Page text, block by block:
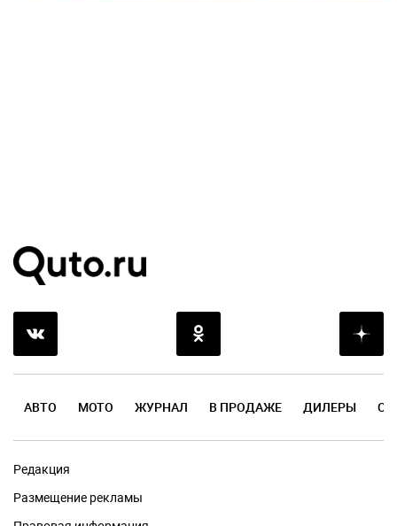
АВТО МОТО ЖУРНАЛ В ПРОДАЖЕ ДИЛЕРЫ
Редакция
Размещение рекламы